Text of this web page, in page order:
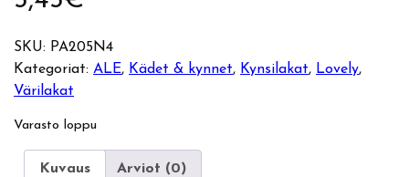
SKU: PA205N4
Kategoriat:ALE, Kädet & kynnet, Kynsilakat, Lovely
Värilakat
Varasto loppu
Kuvaus Arviot (0)